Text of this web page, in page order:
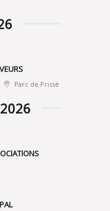
Parc de Prissé